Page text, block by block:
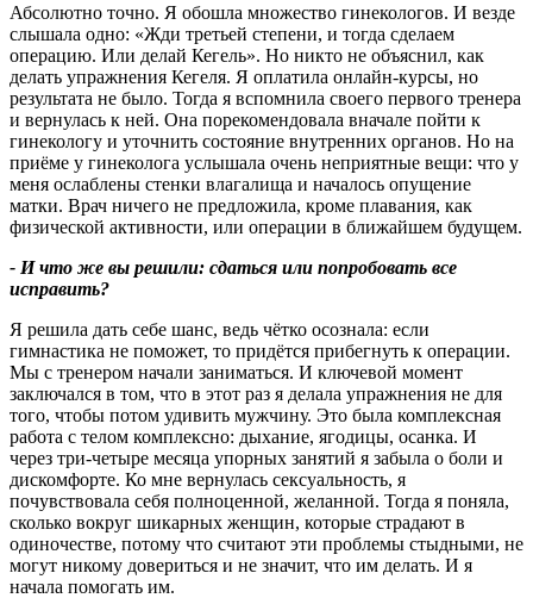
Абсолютно точно. Я обошла множество гинекологов. И везде
слышала одно: «Жди третьей степени, и тогда сделаем
операцию. Или делай Кегель». Но никто не объяснил, как
делать упражнения Кегеля. Я оплатила онлайн-курсы, но
результата не было. Тогда я вспомнила своего первого тренера
и вернулась к ней. Она порекомендовала вначале пойти к
гинекологу и уточнить состояние внутренних органов. Но на
приёме у гинеколога услышала очень неприятные вещи: что у
меня ослаблены стенки влагалища и началось опущение
матки. Врач ничего не предложила, кроме плавания, как
физической активности, или операции в ближайшем будущем.
- И что же вы решили: сдаться или попробовать все
исправить?
Я решила дать себе шанс, ведь чётко осознала: если
гимнастика не поможет, то придётся прибегнуть к операции.
Мы с тренером начали заниматься. И ключевой момент
заключался в том, что в этот раз я делала упражнения не для
того, чтобы потом удивить мужчину. Это была комплексная
работа с телом комплексно: дыхание, ягодицы, осанка. И
через три‑четыре месяца упорных занятий я забыла о боли и
дискомфорте. Ко мне вернулась сексуальность, я
почувствовала себя полноценной, желанной. Тогда я поняла,
сколько вокруг шикарных женщин, которые страдают в
одиночестве, потому что считают эти проблемы стыдными, не
могут никому довериться и не значит, что им делать. И я
начала помогать им.